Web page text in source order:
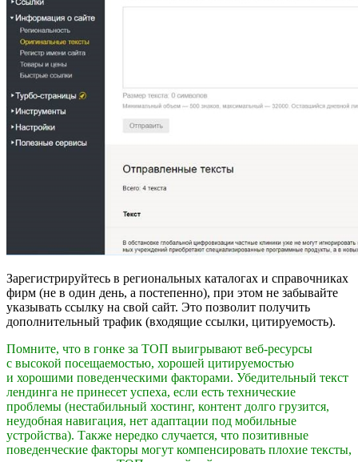
Зарегистрируйтесь в региональных каталогах и справочниках
фирм (не в один день, а постепенно), при этом не забывайте
указывать ссылку на свой сайт. Это позволит получить
дополнительный трафик (входящие ссылки, цитируемость).
Помните, что в гонке за ТОП выигрывают веб-ресурсы
с высокой посещаемостью, хорошей цитируемостью
и хорошими поведенческими факторами. Убедительный текст
лендинга не принесет успеха, если есть технические
проблемы (нестабильный хостинг, контент долго грузится,
неудобная навигация, нет адаптации под мобильные
устройства). Также нередко случается, что позитивные
поведенческие факторы могут компенсировать плохие тексты,